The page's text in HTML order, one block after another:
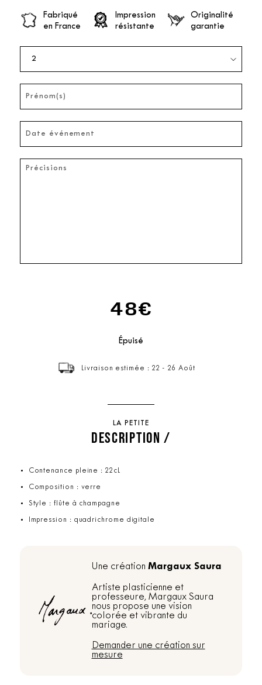
Fabriqué
en France
Impression
résistante
Originalité
garantie
48€
Épuisé
Livraison estimée : 22 - 26 Août
LA PETITE
DESCRIPTION /
Contenance pleine : 22cL
Composition : verre
Style : flûte à champagne
Impression : quadrichrome digitale
Une création Margaux Saura
Artiste plasticienne et
professeure, Margaux Saura
nous propose une vision
colorée et vibrante du
mariage.
Demander une création sur
mesure